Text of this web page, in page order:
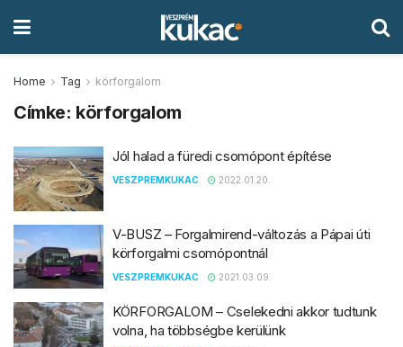
Home Tag körforgalom
Címke: körforgalom
Jól halad a füredi csomópont építése
VESZPREMKUKAC 2022.01.20.
V-BUSZ – Forgalmirend-változás a Pápai úti
körforgalmi csomópontnál
VESZPREMKUKAC 2021.03.09.
KÖRFORGALOM – Cselekedni akkor tudtunk
volna, ha többségbe kerülünk